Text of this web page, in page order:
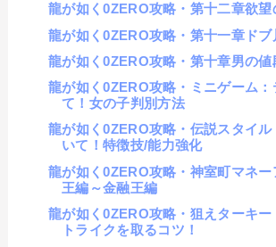
龍が如く0ZERO攻略・第十二章欲望
龍が如く0ZERO攻略・第十一章ドブ
龍が如く0ZERO攻略・第十章男の値
龍が如く0ZERO攻略・ミニゲーム
て！女の子判別方法
龍が如く0ZERO攻略・伝説スタイ
いて！特徴技/能力強化
龍が如く0ZERO攻略・神室町マネ
王編～金融王編
龍が如く0ZERO攻略・狙えターキ
トライクを取るコツ！